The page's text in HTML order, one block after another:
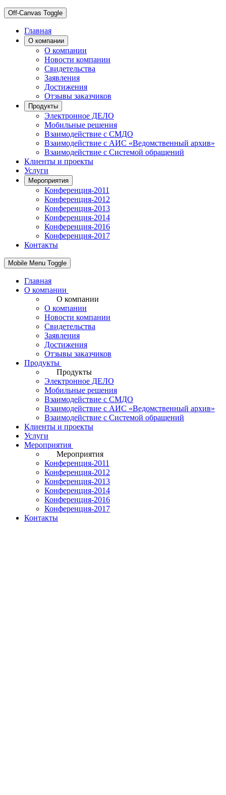
Off-Canvas Toggle
Главная
О компании
О компании
Новости компании
Свидетельства
Заявления
Достижения
Отзывы заказчиков
Продукты
Электронное ДЕЛО
Мобильные решения
Взаимодействие с СМДО
Взаимодействие с АИС «Ведомственный архив»
Взаимодействие с Системой обращений
Клиенты и проекты
Услуги
Мероприятия
Конференция-2011
Конференция-2012
Конференция-2013
Конференция-2014
Конференция-2016
Конференция-2017
Контакты
Mobile Menu Toggle
Главная
О компании
О компании
О компании
Новости компании
Свидетельства
Заявления
Достижения
Отзывы заказчиков
Продукты
Продукты
Электронное ДЕЛО
Мобильные решения
Взаимодействие с СМДО
Взаимодействие с АИС «Ведомственный архив»
Взаимодействие с Системой обращений
Клиенты и проекты
Услуги
Мероприятия
Мероприятия
Конференция-2011
Конференция-2012
Конференция-2013
Конференция-2014
Конференция-2016
Конференция-2017
Контакты